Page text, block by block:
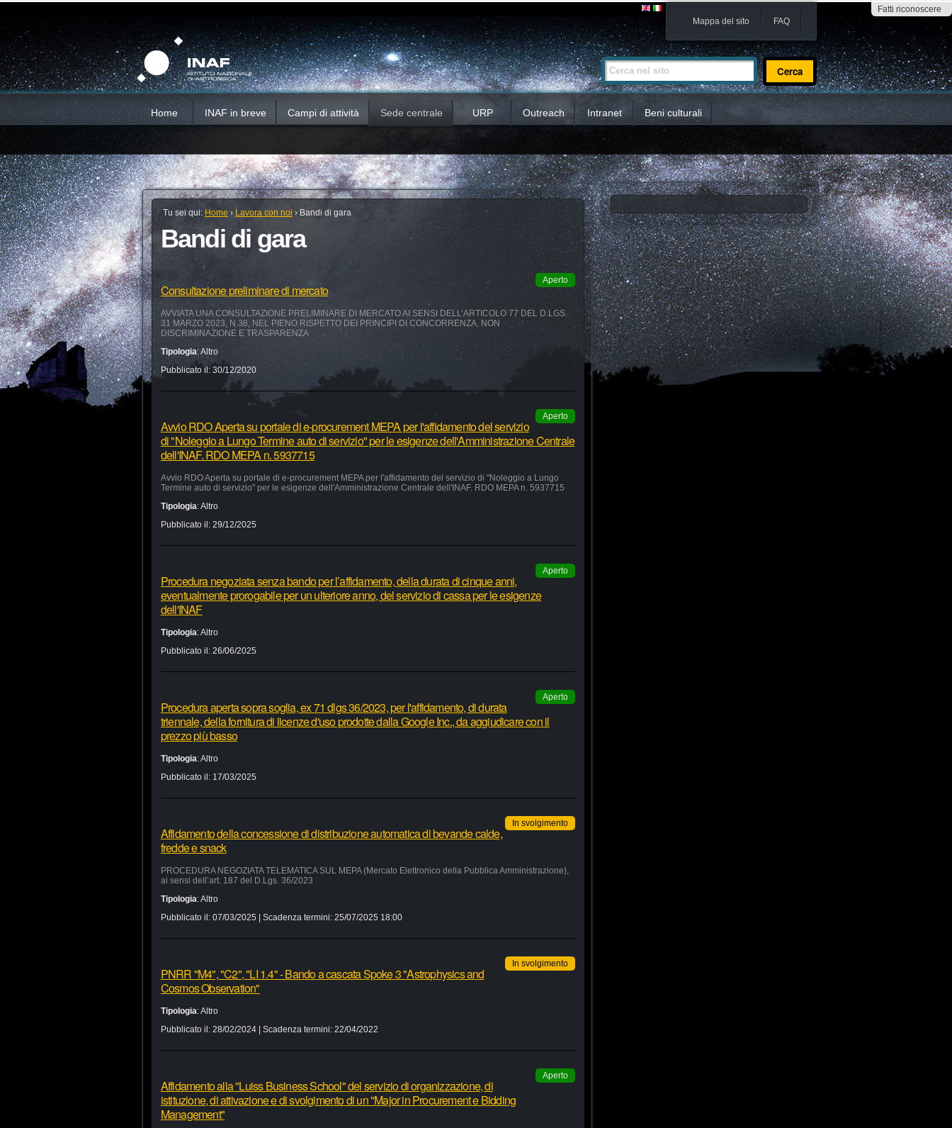
Fatti riconoscere
contenuti.
Salta
alla
navigazione
Mappa del sito FAQ
Cerca nel sito
Ricerca
avanzata…
Home INAF in breve Campi di attività Sede centrale URP Outreach Intranet Beni culturali
Tu sei qui: Home › Lavora con noi › Bandi di gara
Bandi di gara
Aperto
Consultazione preliminare di mercato
AVVIATA UNA CONSULTAZIONE PRELIMINARE DI MERCATO AI SENSI DELL’ARTICOLO 77 DEL D.LGS.
31 MARZO 2023, N.36, NEL PIENO RISPETTO DEI PRINCIPI DI CONCORRENZA, NON
DISCRIMINAZIONE E TRASPARENZA
Tipologia:Altro
Pubblicato il: 30/12/2020
Aperto
Avvio RDO Aperta su portale di e-procurement MEPA per l'affidamento del servizio
di "Noleggio a Lungo Termine auto di servizio" per le esigenze dell'Amministrazione Centrale
dell'INAF. RDO MEPA n. 5937715
Avvio RDO Aperta su portale di e-procurement MEPA per l'affidamento del servizio di "Noleggio a Lungo
Termine auto di servizio" per le esigenze dell'Amministrazione Centrale dell'INAF. RDO MEPA n. 5937715
Tipologia:Altro
Pubblicato il: 29/12/2025
Aperto
Procedura negoziata senza bando per l’affidamento, della durata di cinque anni,
eventualmente prorogabile per un ulteriore anno, del servizio di cassa per le esigenze
dell'INAF
Tipologia:Altro
Pubblicato il: 26/06/2025
Aperto
Procedura aperta sopra soglia, ex 71 dlgs 36/2023, per l'affidamento, di durata
triennale, della fornitura di licenze d'uso prodotte dalla Google Inc., da aggiudicare con il
prezzo più basso
Tipologia:Altro
Pubblicato il: 17/03/2025
In svolgimento
Affidamento della concessione di distribuzione automatica di bevande calde,
fredde e snack
PROCEDURA NEGOZIATA TELEMATICA SUL MEPA (Mercato Elettronico della Pubblica Amministrazione),
ai sensi dell’art. 187 del D.Lgs. 36/2023
Tipologia:Altro
Pubblicato il: 07/03/2025 | Scadenza termini: 25/07/2025 18:00
In svolgimento
PNRR "M4", "C2", "LI 1.4" - Bando a cascata Spoke 3 "Astrophysics and
Cosmos Observation"
Tipologia:Altro
Pubblicato il: 28/02/2024| Scadenza termini: 22/04/2022
Aperto
Affidamento alla "Luiss Business School" del servizio di organizzazione, di
istituzione, di attivazione e di svolgimento di un "Major in Procurement e Bidding
Management"